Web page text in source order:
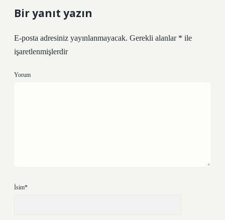
Bir yanıt yazın
E-posta adresiniz yayınlanmayacak. Gerekli alanlar * ile
işaretlenmişlerdir
Yorum
İsim*